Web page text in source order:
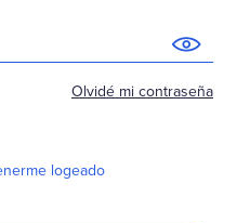
Olvidé mi contraseña
logeado